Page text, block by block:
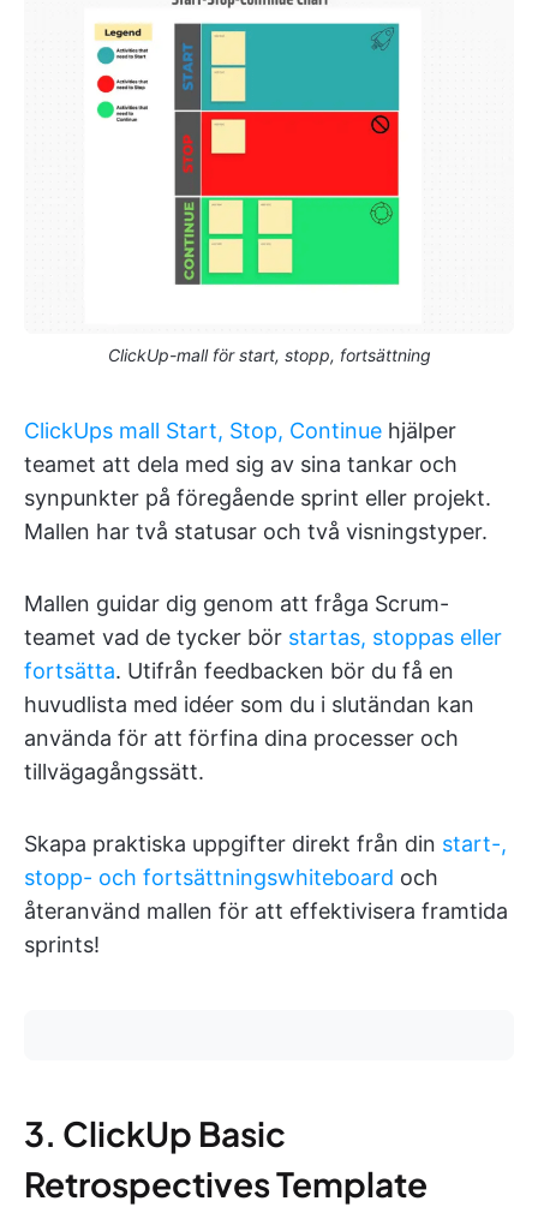
ClickUp-mall för start, stopp, fortsättning
ClickUps mall Start, Stop, Continue hjälper
teamet att dela med sig av sina tankar och
synpunkter på föregående sprint eller projekt.
Mallen har två statusar och två visningstyper.
Mallen guidar dig genom att fråga Scrum-
teamet vad de tycker bör startas, stoppas eller
fortsätta. Utifrån feedbacken bör du få en
huvudlista med idéer som du i slutändan kan
använda för att förfina dina processer och
tillvägagångssätt.
Skapa praktiska uppgifter direkt från din start-,
stopp- och fortsättningswhiteboard och
återanvänd mallen för att effektivisera framtida
sprints!
3. ClickUp Basic
Retrospectives Template